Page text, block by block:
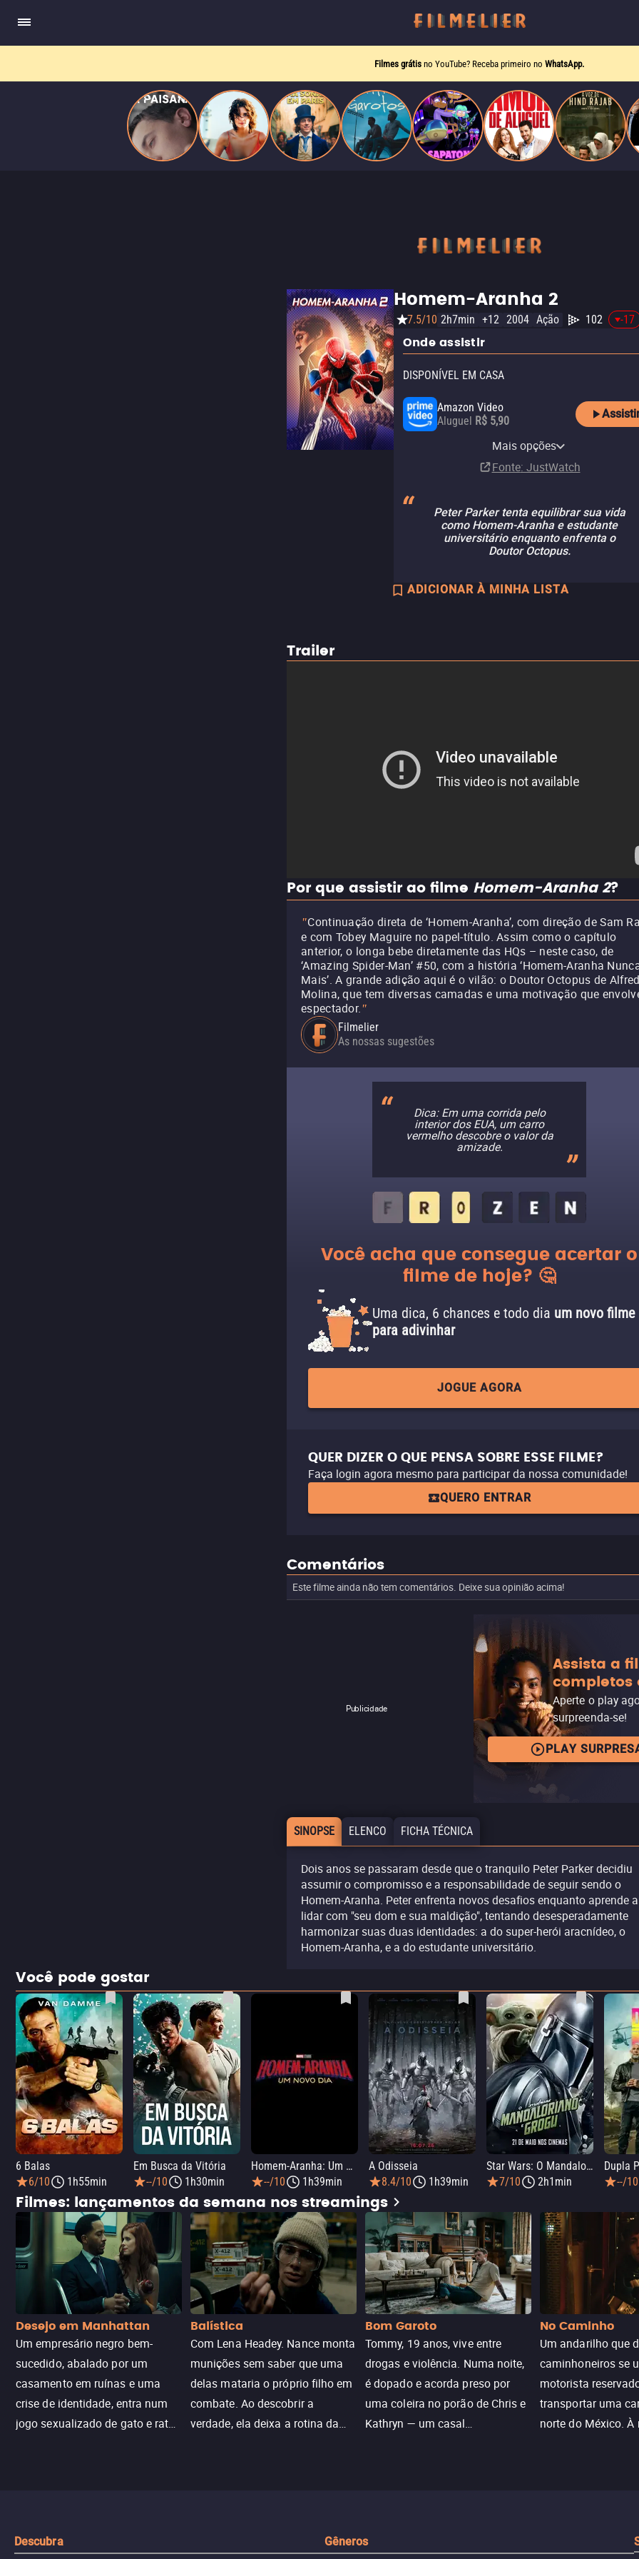
Filmes grátis no YouTube? Receba primeiro no WhatsApp.
Homem-Aranha 2
7.5/10 2h7min +12 2004 Ação 102 -17
Onde assistir
DISPONÍVEL EM CASA
Amazon Video
Aluguel R$ 5,90
Apple TV Store
R$ 14,90
Claro tv+
Assinatura
Vivo Play
Amazon Prime Video
Assinatura
Amazon Prime Video with
Assinatura
Disney+
Assinatura
HBO Max
Assinatura
YouTube
Claro video
R$ 6,90
HBO Max Amazon Channel
Assinatura
Sony One Amazon Channel
AssinaturaMais opções
Fonte: JustWatch
Peter Parker tenta equilibrar sua vida
como Homem-Aranha e estudante
universitário enquanto enfrenta o
Doutor Octopus.
ADICIONAR À MINHA LISTA
Trailer
Por que assistir ao filme Homem-Aranha 2?
"Continuação direta de ‘Homem-Aranha’, com direção de Sam
e com Tobey Maguire no papel-título. Assim como o capítulo
anterior, o longa bebe diretamente das HQs – neste caso, de
‘Amazing Spider-Man’ #50, com a história ‘Homem-Aranha
Mais’. A grande adição aqui é o vilão: o Doutor Octopus de
Molina, que tem diversas camadas e uma motivação que
espectador."
Filmelier
As nossas sugestões
Dica: Em uma corrida pelo
interior dos EUA, um carro
vermelho descobre o valor da
amizade.
Você acha que consegue acertar o
filme de hoje? 🤔
Uma dica, 6 chances e todo dia um novo filme
para adivinhar
JOGUE AGORA
QUER DIZER O QUE PENSA SOBRE ESSE FILME?
Faça login agora mesmo para participar da nossa comunidade!
QUERO ENTRAR
Comentários
Este filme ainda não tem comentários. Deixe sua opinião acima!
Publicidade
Assista a
completos
Aperte o play
surpreenda-se!
PLAY
SINOPSE ELENCO FICHA TÉCNICA
Dois anos se passaram desde que o tranquilo Peter Parker decidiu
assumir o compromisso e a responsabilidade de seguir sendo o
Homem-Aranha. Peter enfrenta novos desafios enquanto aprende a
lidar com "seu dom e sua maldição", tentando desesperadamente
harmonizar suas duas identidades: a do super-herói aracnídeo, o
Homem-Aranha, e a do estudante universitário.
Você pode gostar
6 Balas
6/10
1h55min
Em Busca da Vitória
--/10
1h30min
Homem-Aranha: Um Novo Dia
--/10
1h39min
A Odisseia
8.4/10
1h39min
Star Wars: O Mandaloriano e Grogu
7/10
2h1min
Dupla
--/10
Filmes: lançamentos da semana nos streamings
Desejo em Manhattan
Um empresário negro bem-
sucedido, abalado por um
casamento em ruínas e uma
crise de identidade, entra num
jogo sexualizado de gato e rato
Balística
Com Lena Headey. Nance monta
munições sem saber que uma
delas mataria o próprio filho em
combate. Ao descobrir a
verdade, ela deixa a rotina da
Bom Garoto
Tommy, 19 anos, vive entre
drogas e violência. Numa noite,
é dopado e acorda preso por
uma coleira no porão de Chris e
Kathryn — um casal
No Caminho
Um andarilho que
caminhoneiros se
motorista
transportar uma
norte do México. À
Descubra Gêneros